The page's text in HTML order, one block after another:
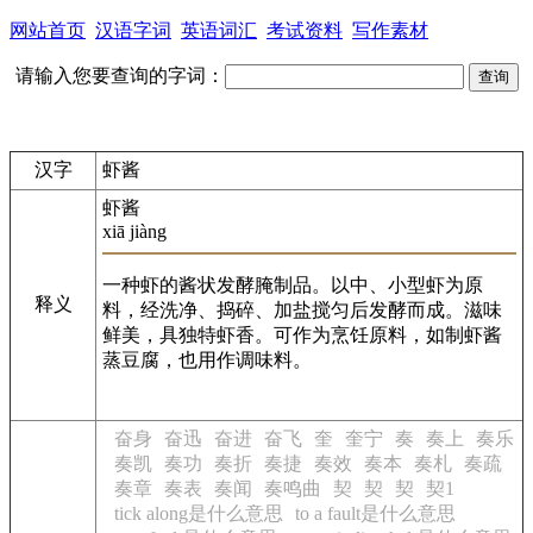
网站首页 汉语字词 英语词汇 考试资料 写作素材
请输入您要查询的字词：
汉字 虾酱
释义
虾酱
xiā jiàng
一种虾的酱状发酵腌制品。以中、小型虾为原
料，经洗净、捣碎、加盐搅匀后发酵而成。滋味
鲜美，具独特虾香。可作为烹饪原料，如制虾酱
蒸豆腐，也用作调味料。
奋身 奋迅 奋进 奋飞 奎 奎宁 奏 奏上
奏乐
奏凯
奏功 奏折 奏捷 奏效 奏本 奏札
奏疏
奏章
奏表 奏闻 奏鸣曲 契 契 契
契1
tick along是什么意思
to a fault是什么意思